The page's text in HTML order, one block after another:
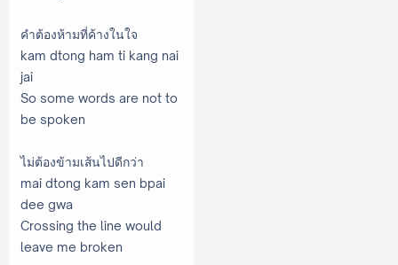
คำต้องห้ามที่ค้างในใจ
kam dtong ham ti kang nai
jai
So some words are not to
be spoken
ไม่ต้องข้ามเส้นไปดีกว่า
mai dtong kam sen bpai
dee gwa
Crossing the line would
leave me broken